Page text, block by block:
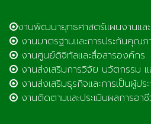
งานพัฒนายุทธศาสตร์แผนงานแล
งานมาตรฐานและการประกันคุณ
งานศูนย์ดิจิทัลและสื่อสารองค์กร
งานส่งเสริมการวิจัย นวัตกรรม
งานส่งเสริมธุรกิจและการเป็นผู้ปร
งานติดตามและประเมินผลการอา